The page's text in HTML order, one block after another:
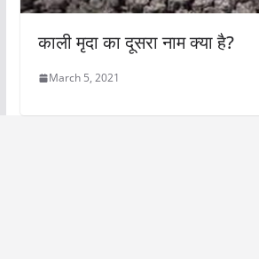
काली मृदा का दूसरा नाम क्या है?
March 5, 2021